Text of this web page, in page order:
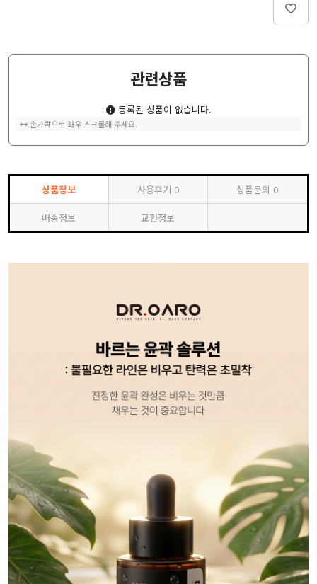
관련상품
등록된 상품이 없습니다.
손가락으로 좌우 스크롤해 주세요.
상품정보 사용후기 0 상품문의 0
배송정보 교환정보